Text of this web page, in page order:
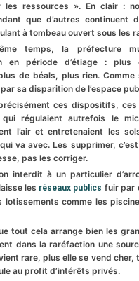
les ressources ». En clair :
que d’autres continuent
à tombeau ouvert sous les
temps, la préfecture
en période d’étiage : plus
de béals, plus rien.
par sa disparition de l’espace
ces dispositifs, ces
régulaient autrefois le
l’air et entretenaient les
va avec. Les supprimer,
pas les corriger.
interdit à un particulier
les réseaux publics fuir par
lotissements comme les
tout cela arrange bien les
dans la raréfaction une
rare, plus elle se vend
au profit d’intérêts privés.